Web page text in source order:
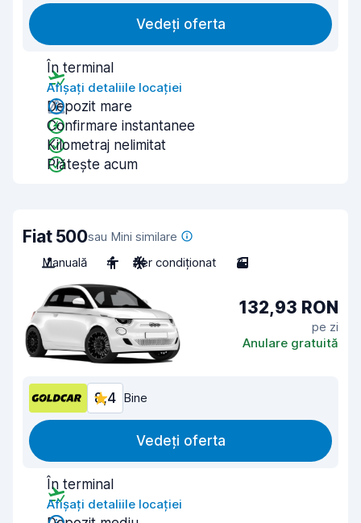
Vedeți oferta
În terminal
Afișați detaliile locației
Depozit mare
Confirmare instantanee
Kilometraj nelimitat
Plătește acum
Fiat 500sau Mini similare
Manuală
4 Aer condiționat 3
132,93 RON
pe zi
Anulare gratuită
8,4 Bine
Vedeți oferta
În terminal
Afișați detaliile locației